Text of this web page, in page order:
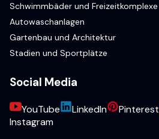
Schwimmbäder und Freizeitkomplexe
Autowaschanlagen
Gartenbau und Architektur
Stadien und Sportplätze
Social Media
YouTube LinkedIn Pinterest
Instagram